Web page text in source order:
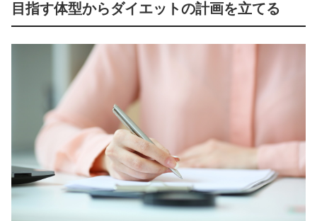
目指す体型からダイエットの計画を立てる